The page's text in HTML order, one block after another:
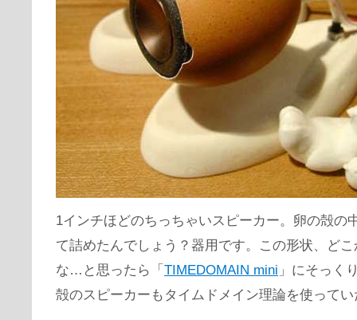
1インチほどのちっちゃいスピーカー。卵の殻の
て詰めたんでしょう？器用です。この形状、ど
な…と思ったら「TIMEDOMAIN mini 」にそっく
殻のスピーカーもタイムドメイン理論を使って